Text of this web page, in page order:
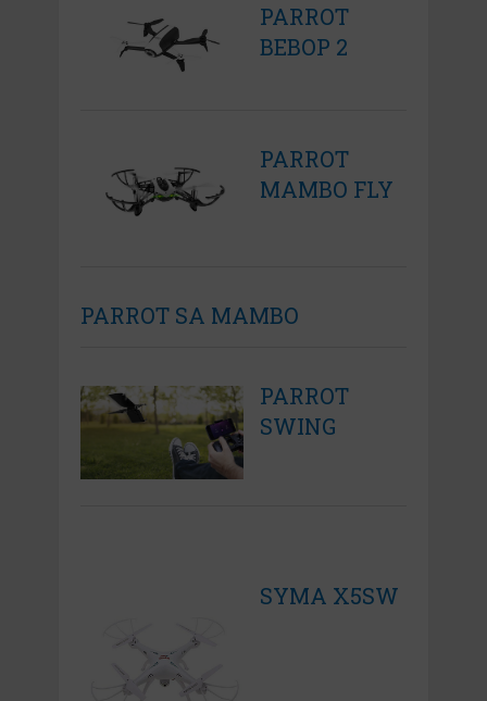
PARROT
BEBOP 2
PARROT
MAMBO FLY
PARROT SA MAMBO
PARROT
SWING
SYMA X5SW